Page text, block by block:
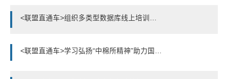
<联盟直通车>学习弘扬“中棉所精神”助力国家棉花事业再创佳绩